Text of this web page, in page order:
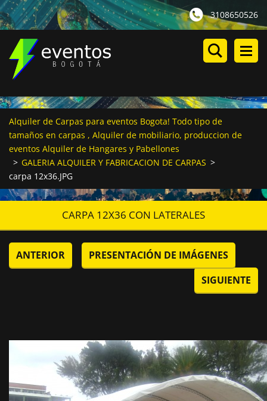
3108650526
Alquiler de Carpas para eventos Bogota! Todo tipo de
tamaños en carpas , Alquiler de mobiliario, produccion de
eventos Alquiler de Hangares y Pabellones
> GALERIA ALQUILER Y FABRICACION DE CARPAS >
carpa 12x36.JPG
CARPA 12X36 CON LATERALES
ANTERIOR
PRESENTACIÓN DE IMÁGENES
SIGUIENTE